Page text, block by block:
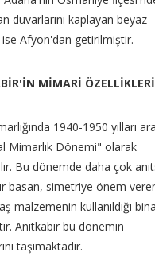
duvarlarını kaplayan beyaz
Afyon'dan getirilmiştir.
MİMARİ ÖZELLİKLERİ
1940-1950 yılları
Mimarlık Dönemi" olarak
Bu dönemde daha çok
basan, simetriye önem
malzemenin kullanıldığı
Anıtkabir bu dönemin
taşımaktadır.